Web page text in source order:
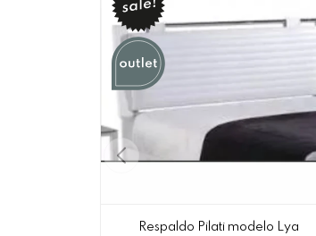
Respaldo Pilati modelo Lya